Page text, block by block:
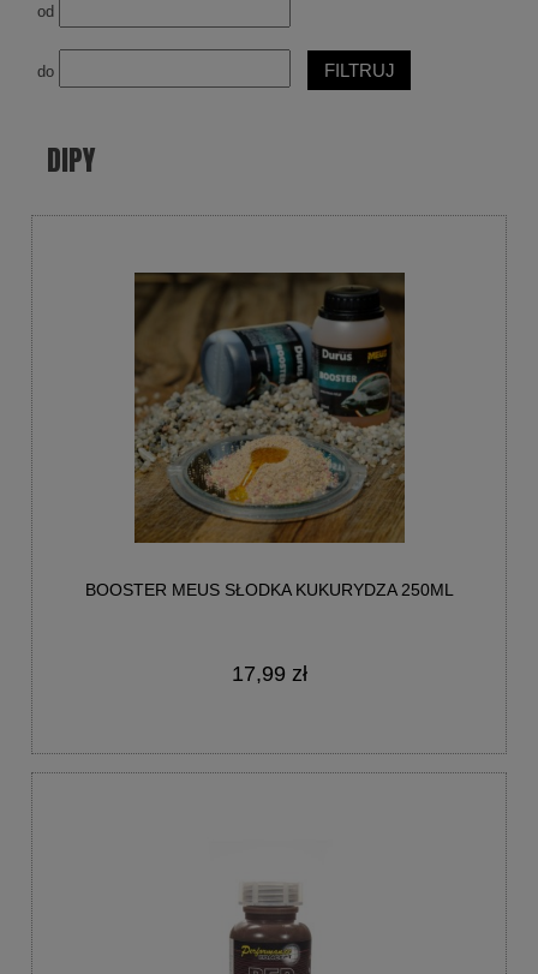
od
do FILTRUJ
DIPY
BOOSTER MEUS SŁODKA KUKURYDZA 250ML
17,99 zł